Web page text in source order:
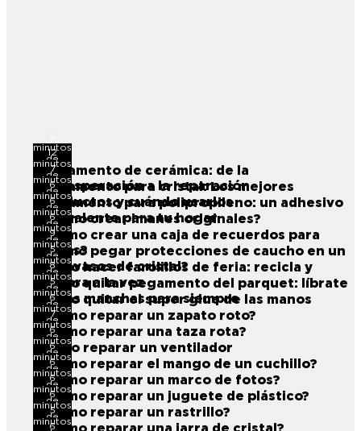
minutos
de
lectura
Pegamento de cerámica: de la
desesperación a la reparación
12
minutos
de
lectura
Pegamento para cristal: Los mejores
productos y cuándo usarlos
7
minutos
de
lectura
Pegamento para polipropileno: un adhesivo
polivalente para tu hogar
6
minutos
de
lectura
¿Cómo crear imanes originales?
6
minutos
de
lectura
¿Cómo crear una caja de recuerdos para
viajes?
6
minutos
de
lectura
¿Cómo pegar protecciones de caucho en un
posavasos de cristal?
9
minutos
de
lectura
Cómo hacer farolillos de feria: recicla y
decora a la vez
5
minutos
de
lectura
Cómo quitar pegamento del parquet: líbrate
de las manchas para siempre
8
minutos
de
lectura
Cómo quitar el super glue de las manos
5
minutos
de
lectura
¿Cómo reparar un zapato roto?
6
minutos
de
lectura
¿Cómo reparar una taza rota?
7
minutos
de
lectura
Cómo reparar un ventilador
6
minutos
de
lectura
¿Cómo reparar el mango de un cuchillo?
6
minutos
de
lectura
¿Cómo reparar un marco de fotos?
6
minutos
de
lectura
¿Cómo reparar un juguete de plástico?
6
minutos
de
lectura
¿Cómo reparar un rastrillo?
6
minutos
de
lectura
5
minutos
6